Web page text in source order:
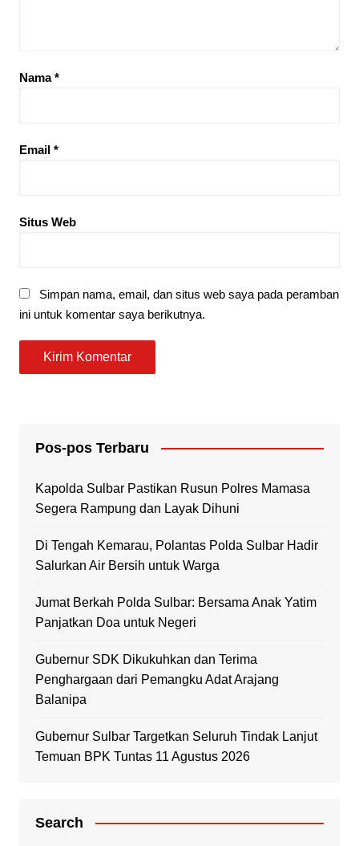
Nama*
Email *
Situs Web
Simpan nama, email, dan situs web saya pada peramban
ini untuk komentar saya berikutnya.
Pos-pos Terbaru
Kapolda Sulbar Pastikan Rusun Polres Mamasa
Segera Rampung dan Layak Dihuni
Di Tengah Kemarau, Polantas Polda Sulbar Hadir
Salurkan Air Bersih untuk Warga
Jumat Berkah Polda Sulbar: Bersama Anak Yatim
Panjatkan Doa untuk Negeri
Gubernur SDK Dikukuhkan dan Terima
Penghargaan dari Pemangku Adat Arajang
Balanipa
Gubernur Sulbar Targetkan Seluruh Tindak Lanjut
Temuan BPK Tuntas 11 Agustus 2026
Search